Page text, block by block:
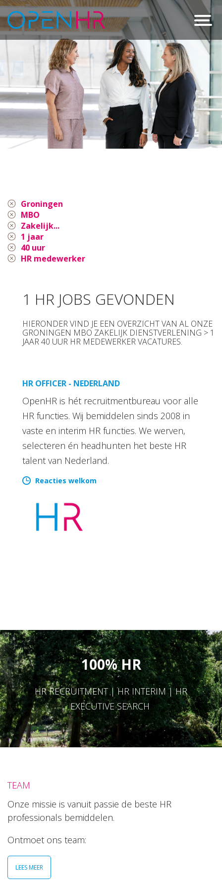
Groningen
MBO
Zakelijk...
1 jaar
40 uur
HR medewerker
1 HR JOBS GEVONDEN
HIERONDER VIND JE EEN OVERZICHT VAN AL ONZE
GRONINGEN MBO ZAKELIJK DIENSTVERLENING > 1
JAAR 40 UUR HR MEDEWERKER VACATURES.
HR OFFICER - NEDERLAND
OpenHR is hét recruitmentbureau voor alle
HR functies. Wij bemiddelen sinds 2008 in
vaste en interim HR functies. We werven,
selecteren én headhunten het beste HR
talent van Nederland.
Reacties welkom
100% HR
HR RECRUITMENT | HR INTERIM | HR
EXECUTIVE SEARCH
TEAM
Onze missie is vanuit passie de beste HR
professionals bemiddelen.
Ontmoet ons team:
LEES MEER